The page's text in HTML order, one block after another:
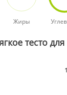
Жиры
тесто